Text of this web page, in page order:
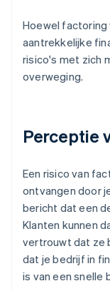
Hoewel
aantrekkelijke
risico's met zich
overweging.
Perceptie
Een risico van
ontvangen door
bericht dat een
Klanten kunnen
vertrouwt dat ze
dat je bedrijf in
is van een snelle